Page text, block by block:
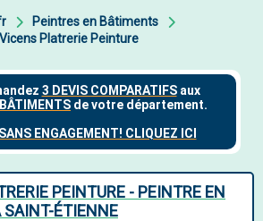
Peintres en Bâtiments
Vicens Platrerie Peinture
PEINTURE - PEINTRE EN
ÉTIENNE